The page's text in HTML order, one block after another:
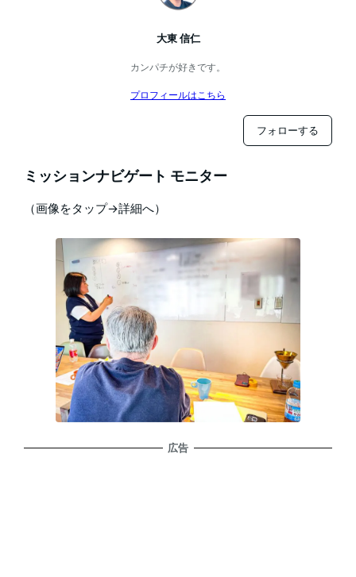
大東 信仁
カンパチが好きです。
プロフィールはこちら
フォローする
ミッションナビゲート モニター
（画像をタップ→詳細へ）
広告